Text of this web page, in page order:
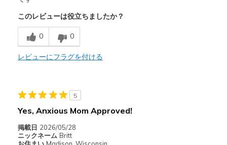
Comfortable
以下に最適
Casual Wear
Sizing
Feels true to size
View On Shoes
Shoes are for Wearing
このレビューは役立ちましたか？
0 0
レビューにフラグを付ける
5
Yes, Anxious Mom Approved!
掲載日 2026/05/28
ニックネーム Britt